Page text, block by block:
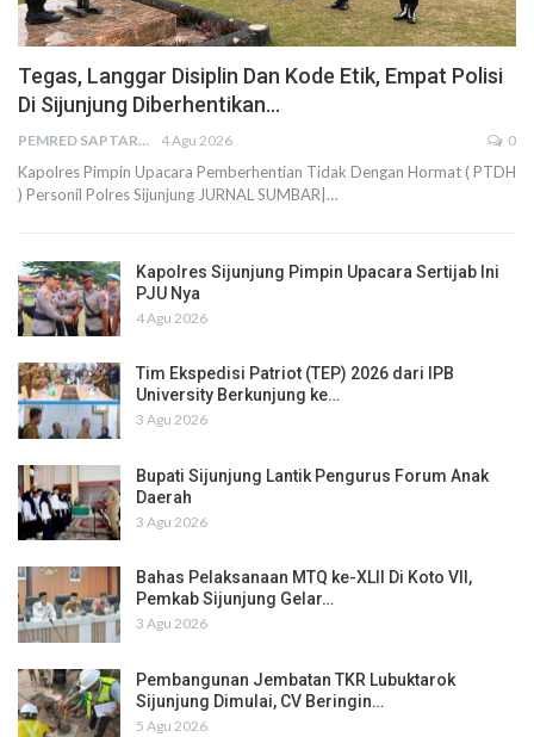
Tegas, Langgar Disiplin Dan Kode Etik, Empat Polisi
Di Sijunjung Diberhentikan…
PEMRED SAPTARIUS 4 Agu 2026 0
Kapolres Pimpin Upacara Pemberhentian Tidak Dengan Hormat ( PTDH
) Personil Polres Sijunjung JURNAL SUMBAR|…
Kapolres Sijunjung Pimpin Upacara Sertijab Ini
PJU Nya
4 Agu 2026
Tim Ekspedisi Patriot (TEP) 2026 dari IPB
University Berkunjung ke…
3 Agu 2026
Bupati Sijunjung Lantik Pengurus Forum Anak
Daerah
3 Agu 2026
Bahas Pelaksanaan MTQ ke-XLII Di Koto VII,
Pemkab Sijunjung Gelar…
3 Agu 2026
Pembangunan Jembatan TKR Lubuktarok
Sijunjung Dimulai, CV Beringin…
5 Agu 2026